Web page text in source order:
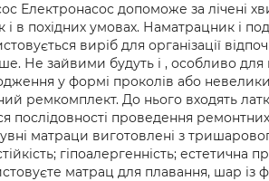
Електронасос допоможе за лічені
в похідних умовах. Наматрацник і
виріб для організації
Не зайвими будуть і , особливо для
у формі проколів або
ремкомплект. До нього входять
послідовності проведення
матраци виготовлені з
гіпоалергенність; естетична
матрац для плавання, шар із